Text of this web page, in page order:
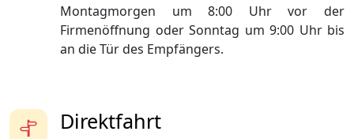
Direktfahrt
Montagmorgen um 8:00 Uhr vor der
Firmenöffnung oder Sonntag um 9:00 Uhr bis
an die Tür des Empfängers.